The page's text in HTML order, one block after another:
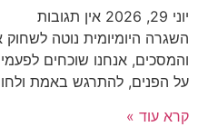
יוני 29, 2026
אין תגובות
השגרה היומיומית נוטה לשחוק
והמסכים, אנחנו שוכחים
על הפנים, להתרגש באמת
קרא עוד »